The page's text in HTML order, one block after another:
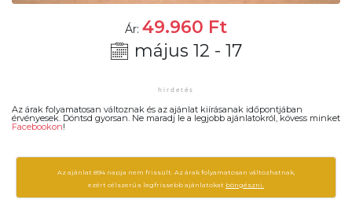
Ár: 49.960 Ft
május 12 - 17
Az árak folyamatosan változnak és az ajánlat kiírásanak időpontjában
érvényesek. Döntsd gyorsan. Ne maradj le a legjobb ajánlatokról, kövess minket
Facebookon!
Az ajánlat 894 napja nem frissült. Az árak folyamatosan változhatnak,
ezért célszerű a legfrissebb ajánlatokat böngészni.